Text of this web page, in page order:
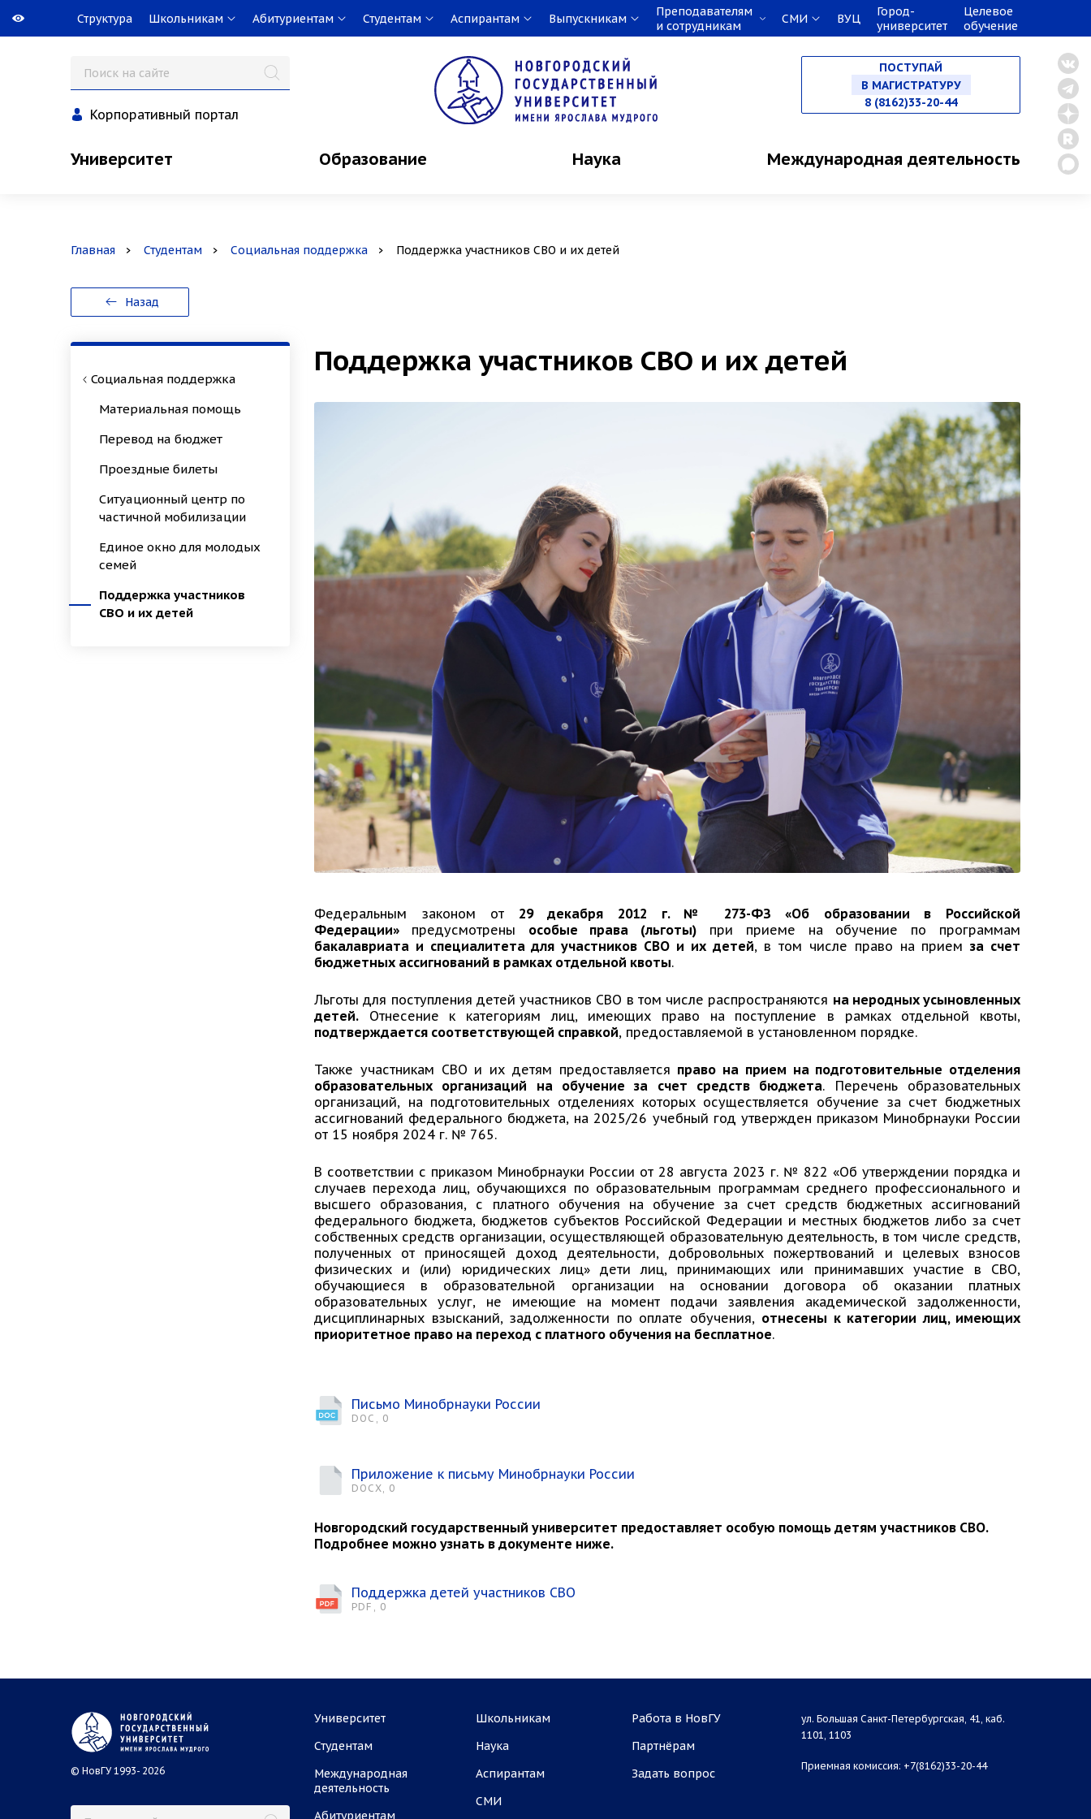
Структура Школьникам Абитуриентам Студентам Аспирантам Выпускникам
Преподавателям
и сотрудникам
СМИ ВУЦ
Город-
университет
Целевое
обучение
Корпоративный портал
ПОСТУПАЙ
НА СПЕЦИАЛИТЕТ
В МАГИСТРАТУРУ
8 (8162)33-20-44
Университет Образование Наука Международная деятельность
Главная Студентам Социальная поддержка Поддержка участников СВО и их детей
Назад
Социальная поддержка
Материальная помощь
Перевод на бюджет
Проездные билеты
Ситуационный центр по
частичной мобилизации
Единое окно для молодых
семей
Поддержка участников
СВО и их детей
Поддержка участников СВО и их детей
Федеральным законом от 29 декабря 2012 г. № 273-ФЗ «Об образовании в Российской
Федерации» предусмотрены особые права (льготы) при приеме на обучение по программам
бакалавриата и специалитета для участников СВО и их детей, в том числе право на приемза счет
бюджетных ассигнований в рамках отдельной квоты.
Льготы для поступления детей участников СВО в том числе распространяются на неродных усыновленных
детей. Отнесение к категориям лиц, имеющих право на поступление в рамках отдельной квоты,
подтверждается соответствующей справкой, предоставляемой в установленном порядке.
Также участникам СВО и их детям предоставляется право на прием на подготовительные отделения
образовательных организаций на обучение за счет средств бюджета. Перечень образовательных
организаций, на подготовительных отделениях которых осуществляется обучение за счет бюджетных
ассигнований федерального бюджета, на 2025/26 учебный год утвержден приказом Минобрнауки России
от 15 ноября 2024 г. № 765.
В соответствии с приказом Минобрнауки России от 28 августа 2023 г. № 822 «Об утверждении порядка и
случаев перехода лиц, обучающихся по образовательным программам среднего профессионального и
высшего образования, с платного обучения на обучение за счет средств бюджетных ассигнований
федерального бюджета, бюджетов субъектов Российской Федерации и местных бюджетов либо за счет
собственных средств организации, осуществляющей образовательную деятельность, в том числе средств,
полученных от приносящей доход деятельности, добровольных пожертвований и целевых взносов
физических и (или) юридических лиц» дети лиц, принимающих или принимавших участие в СВО,
обучающиеся в образовательной организации на основании договора об оказании платных
образовательных услуг, не имеющие на момент подачи заявления академической задолженности,
дисциплинарных взысканий, задолженности по оплате обучения, отнесены к категории лиц, имеющих
приоритетное право на переход с платного обучения на бесплатное.
Письмо Минобрнауки России
DOC, 0
Приложение к письму Минобрнауки России
DOCX, 0
Новгородский государственный университет предоставляет особую помощь детям участников СВО.
Подробнее можно узнать в документе ниже.
Поддержка детей участников СВО
PDF, 0
© НовГУ 1993- 2026
Университет
Студентам
Международная
деятельность
Абитуриентам
Школьникам
Наука
Аспирантам
СМИ
Работа в НовГУ
Партнёрам
Задать вопрос
ул. Большая Санкт-Петербургская, 41, каб.
1101, 1103
Приемная комиссия: +7(8162)33-20-44